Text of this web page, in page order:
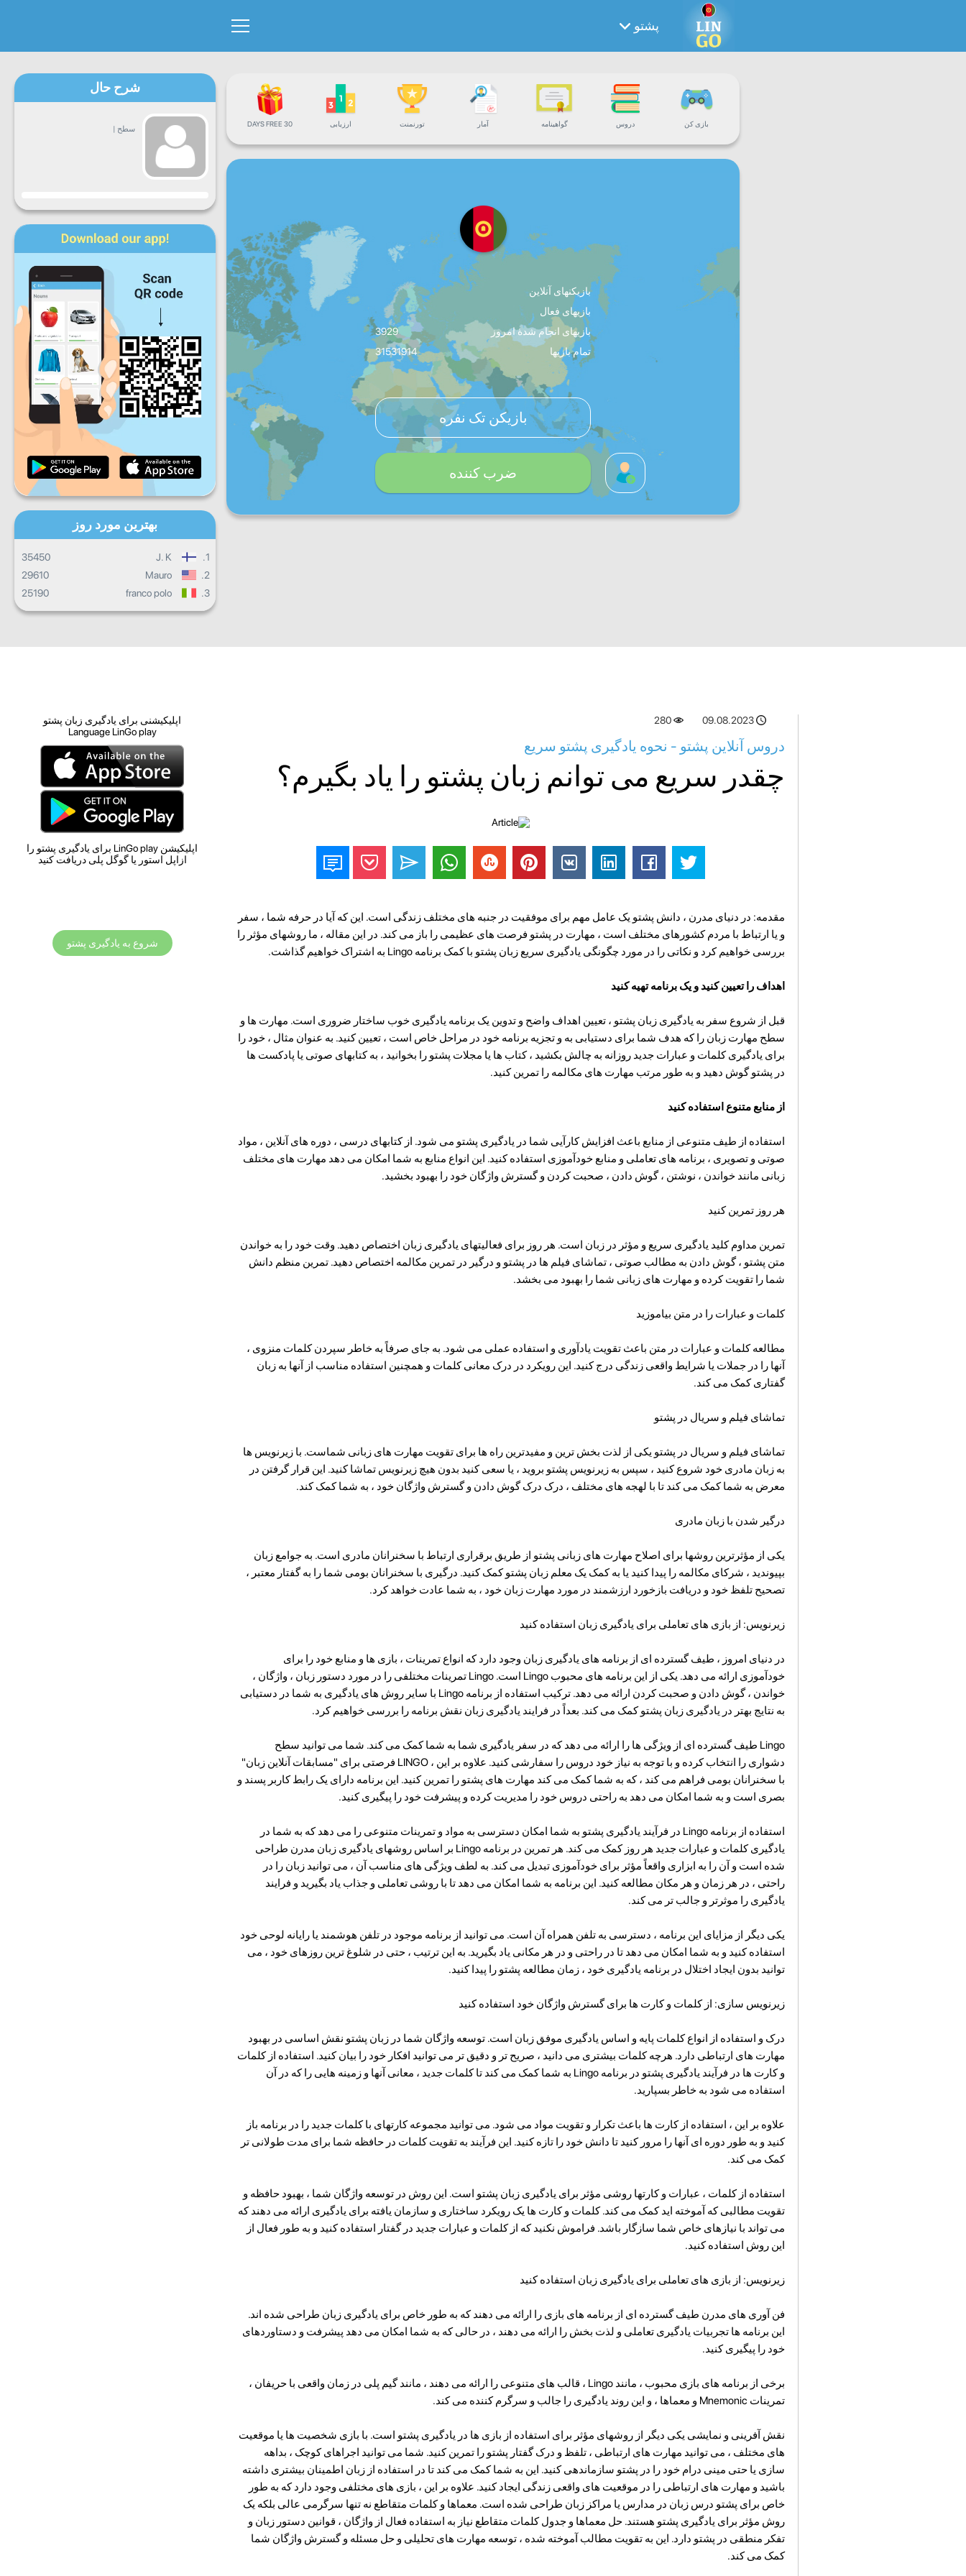
پشتو
بازی کن دروس گواهینامه آمار تورنمنت ارزیابی 30 DAYS FREE
بازیکنهای آنلاین
بازیهای فعال
بازیهای انجام شدۀ امروز
3929
تمام بازیها
31531914
بازیکن تک نفره
ضرب کننده
شرح حال
سطح |
پیشرفت
دوشنبه سه پنجشنبه
جمعه شنبه
پیشرفت روزانه
پیشرفت ماهانه
پیشرفت کلی
بهترین مورد روز
1.
J. K
35450
2.
Mauro
29610
3.
franco polo
25190
09.08.2023
280
دروس آنلاین پشتو - نحوه یادگیری پشتو سریع
چقدر سریع می توانم زبان پشتو را یاد بگیرم؟
مقدمه: در دنیای مدرن ، دانش پشتو یک عامل مهم برای موفقیت در جنبه های مختلف زندگی است. این که آیا در حرفه شما ، سفر
و یا ارتباط با مردم کشورهای مختلف است ، مهارت در پشتو فرصت های عظیمی را باز می کند. در این مقاله ، ما روشهای مؤثر را
بررسی خواهیم کرد و نکاتی را در مورد چگونگی یادگیری سریع زبان پشتو با کمک برنامه Lingo به اشتراک خواهیم گذاشت.
اهداف را تعیین کنید و یک برنامه تهیه کنید
قبل از شروع سفر به یادگیری زبان پشتو ، تعیین اهداف واضح و تدوین یک برنامه یادگیری خوب ساختار ضروری است. مهارت ها و
سطح مهارت زبان را که هدف شما برای دستیابی به و تجزیه برنامه خود در مراحل خاص است ، تعیین کنید. به عنوان مثال ، خود را
برای یادگیری کلمات و عبارات جدید روزانه به چالش بکشید ، کتاب ها یا مجلات پشتو را بخوانید ، به کتابهای صوتی یا پادکست ها
در پشتو گوش دهید و به طور مرتب مهارت های مکالمه را تمرین کنید.
از منابع متنوع استفاده کنید
استفاده از طیف متنوعی از منابع باعث افزایش کارآیی شما در یادگیری پشتو می شود. از کتابهای درسی ، دوره های آنلاین ، مواد
صوتی و تصویری ، برنامه های تعاملی و منابع خودآموزی استفاده کنید. این انواع منابع به شما امکان می دهد مهارت های مختلف
زبانی مانند خواندن ، نوشتن ، گوش دادن ، صحبت کردن و گسترش واژگان خود را بهبود بخشید.
هر روز تمرین کنید
تمرین مداوم کلید یادگیری سریع و مؤثر در زبان است. هر روز برای فعالیتهای یادگیری زبان اختصاص دهید. وقت خود را به خواندن
متن پشتو ، گوش دادن به مطالب صوتی ، تماشای فیلم ها در پشتو و درگیر در تمرین مکالمه اختصاص دهید. تمرین منظم دانش
شما را تقویت کرده و مهارت های زبانی شما را بهبود می بخشد.
کلمات و عبارات را در متن بیاموزید
مطالعه کلمات و عبارات در متن باعث تقویت یادآوری و استفاده عملی می شود. به جای صرفاً به خاطر سپردن کلمات منزوی ،
آنها را در جملات یا شرایط واقعی زندگی درج کنید. این رویکرد در درک معانی کلمات و همچنین استفاده مناسب از آنها به زبان
گفتاری کمک می کند.
تماشای فیلم و سریال در پشتو
تماشای فیلم و سریال در پشتو یکی از لذت بخش ترین و مفیدترین راه ها برای تقویت مهارت های زبانی شماست. با زیرنویس ها
به زبان مادری خود شروع کنید ، سپس به زیرنویس پشتو بروید ، یا سعی کنید بدون هیچ زیرنویس تماشا کنید. این قرار گرفتن در
معرض به شما کمک می کند تا با لهجه های مختلف ، درک درک گوش دادن و گسترش واژگان خود ، به شما کمک کند.
درگیر شدن با زبان مادری
یکی از مؤثرترین روشها برای اصلاح مهارت های زبانی پشتو از طریق برقراری ارتباط با سخنرانان مادری است. به جوامع زبان
بپیوندید ، شرکای مکالمه را پیدا کنید یا به کمک یک معلم زبان پشتو کمک کنید. درگیری با سخنرانان بومی شما را به گفتار معتبر ،
تصحیح تلفظ خود و دریافت بازخورد ارزشمند در مورد مهارت زبان خود ، به شما عادت خواهد کرد.
زیرنویس: از بازی های تعاملی برای یادگیری زبان استفاده کنید
در دنیای امروز ، طیف گسترده ای از برنامه های یادگیری زبان وجود دارد که انواع تمرینات ، بازی ها و منابع خود را برای
خودآموزی ارائه می دهد. یکی از این برنامه های محبوب Lingo است. Lingo تمرینات مختلفی را در مورد دستور زبان ، واژگان ،
خواندن ، گوش دادن و صحبت کردن ارائه می دهد. ترکیب استفاده از برنامه Lingo با سایر روش های یادگیری به شما در دستیابی
به نتایج بهتر در یادگیری زبان پشتو کمک می کند. بعداً در فرایند یادگیری زبان نقش برنامه را بررسی خواهیم کرد.
Lingo طیف گسترده ای از ویژگی ها را ارائه می دهد که در سفر یادگیری شما به شما کمک می کند. شما می توانید سطح
دشواری را انتخاب کرده و با توجه به نیاز خود دروس را سفارشی کنید. علاوه بر این ، LINGO فرصتی برای "مسابقات آنلاین زبان"
با سخنرانان بومی فراهم می کند ، که به شما کمک می کند مهارت های پشتو را تمرین کنید. این برنامه دارای یک رابط کاربر پسند و
بصری است و به شما امکان می دهد به راحتی دروس خود را مدیریت کرده و پیشرفت خود را پیگیری کنید.
استفاده از برنامه Lingo در فرآیند یادگیری پشتو به شما امکان دسترسی به مواد و تمرینات متنوعی را می دهد که به شما در
یادگیری کلمات و عبارات جدید هر روز کمک می کند. هر تمرین در برنامه Lingo بر اساس روشهای یادگیری زبان مدرن طراحی
شده است و آن را به ابزاری واقعاً مؤثر برای خودآموزی تبدیل می کند. به لطف ویژگی های مناسب آن ، می توانید زبان را در
راحتی ، در هر زمان و هر مکان مطالعه کنید. این برنامه به شما امکان می دهد تا با روشی تعاملی و جذاب یاد بگیرید و فرایند
یادگیری را موثرتر و جالب تر می کند.
یکی دیگر از مزایای این برنامه ، دسترسی به تلفن همراه آن است. می توانید از برنامه موجود در تلفن هوشمند یا رایانه لوحی خود
استفاده کنید و به شما امکان می دهد تا در راحتی و در هر مکانی یاد بگیرید. به این ترتیب ، حتی در شلوغ ترین روزهای خود ، می
توانید بدون ایجاد اختلال در برنامه یادگیری خود ، زمان مطالعه پشتو را پیدا کنید.
زیرنویس سازی: از کلمات و کارت ها برای گسترش واژگان خود استفاده کنید
درک و استفاده از انواع کلمات پایه و اساس یادگیری موفق زبان است. توسعه واژگان شما در زبان پشتو نقش اساسی در بهبود
مهارت های ارتباطی دارد. هرچه کلمات بیشتری می دانید ، صریح تر و دقیق تر می توانید افکار خود را بیان کنید. استفاده از کلمات
و کارت ها در فرآیند یادگیری پشتو در برنامه Lingo به شما کمک می کند تا کلمات جدید ، معانی آنها و زمینه هایی را که در آن
استفاده می شود به خاطر بسپارید.
علاوه بر این ، استفاده از کارت ها باعث تکرار و تقویت مواد می شود. می توانید مجموعه کارتهای با کلمات جدید را در برنامه باز
کنید و به طور دوره ای آنها را مرور کنید تا دانش خود را تازه کنید. این فرآیند به تقویت کلمات در حافظه شما برای مدت طولانی تر
کمک می کند.
استفاده از کلمات ، عبارات و کارتها روشی مؤثر برای یادگیری زبان پشتو است. این روش در توسعه واژگان شما ، بهبود حافظه و
تقویت مطالبی که آموخته اید کمک می کند. کلمات و کارت ها یک رویکرد ساختاری و سازمان یافته برای یادگیری ارائه می دهند که
می تواند با نیازهای خاص شما سازگار باشد. فراموش نکنید که از کلمات و عبارات جدید در گفتار استفاده کنید و به طور فعال از
این روش استفاده کنید.
زیرنویس: از بازی های تعاملی برای یادگیری زبان استفاده کنید
فن آوری های مدرن طیف گسترده ای از برنامه های بازی را ارائه می دهند که به طور خاص برای یادگیری زبان طراحی شده اند.
این برنامه ها تجربیات یادگیری تعاملی و لذت بخش را ارائه می دهند ، در حالی که به شما امکان می دهد پیشرفت و دستاوردهای
خود را پیگیری کنید.
برخی از برنامه های بازی محبوب ، مانند Lingo ، قالب های متنوعی را ارائه می دهند ، مانند گیم پلی در زمان واقعی با حریفان ،
تمرینات Mnemonic و معماها ، و این روند یادگیری را جالب و سرگرم کننده می کند.
نقش آفرینی و نمایشی یکی دیگر از روشهای مؤثر برای استفاده از بازی ها در یادگیری پشتو است. با بازی شخصیت ها یا موقعیت
های مختلف ، می توانید مهارت های ارتباطی ، تلفظ و درک گفتار پشتو را تمرین کنید. شما می توانید اجراهای کوچک ، بداهه
سازی یا حتی مینی درام خود را در پشتو سازماندهی کنید. این به شما کمک می کند تا در استفاده از زبان اطمینان بیشتری داشته
باشید و مهارت های ارتباطی را در موقعیت های واقعی زندگی ایجاد کنید. علاوه بر این ، بازی های مختلفی وجود دارد که به طور
خاص برای پشتو درس زبان در مدارس یا مراکز زبان طراحی شده است. معماها و کلمات متقاطع نه تنها سرگرمی عالی بلکه یک
روش مؤثر برای یادگیری پشتو هستند. حل معماها و جدول کلمات متقاطع نیاز به استفاده فعال از واژگان ، قوانین دستور زبان و
تفکر منطقی در پشتو دارد. این به تقویت مطالب آموخته شده ، توسعه مهارت های تحلیلی و حل مسئله و گسترش واژگان شما
کمک می کند.
اپلیکیشنی برای یادگیری زبان پشتو
Language LinGo play
اپلیکیشن LinGo play برای یادگیری پشتو را
ازاپل استور یا گوگل پلی دریافت کنید
شروع به یادگیری پشتو